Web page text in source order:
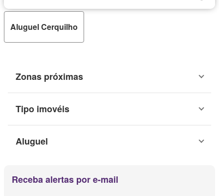
Aluguel Cerquilho
Zonas próximas
Tipo imovéis
Aluguel
Receba alertas por e-mail